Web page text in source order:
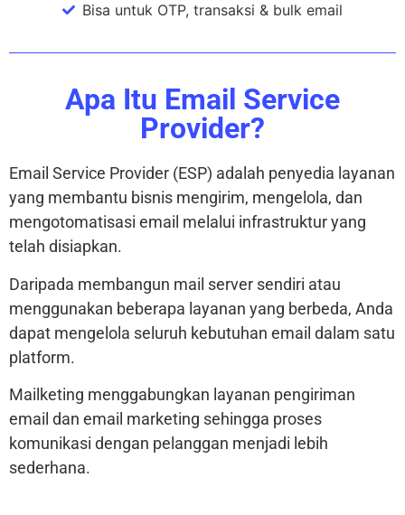
Bisa untuk OTP, transaksi & bulk email
Apa Itu Email Service
Provider?
Email Service Provider (ESP) adalah penyedia layanan
yang membantu bisnis mengirim, mengelola, dan
mengotomatisasi email melalui infrastruktur yang
telah disiapkan.
Daripada membangun mail server sendiri atau
menggunakan beberapa layanan yang berbeda, Anda
dapat mengelola seluruh kebutuhan email dalam satu
platform.
Mailketing menggabungkan layanan pengiriman
email dan email marketing sehingga proses
komunikasi dengan pelanggan menjadi lebih
sederhana.